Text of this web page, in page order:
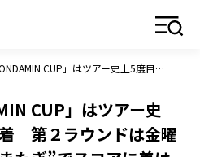
「EARTH MONDAMIN CUP」はツアー史上5度目の月曜日決着 第２ラウンドは金曜日と日曜日の“３日またぎ”でスコアに差はあったのか？
CUP」はツアー史
第２ラウンドは金曜